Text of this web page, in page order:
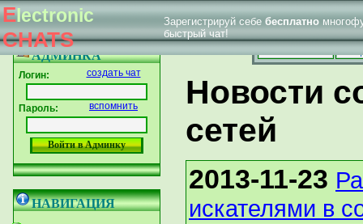
Electronic
CHATS
Зарегистрируй себе бесплатно
быстрый чат!
Главная страница| Форум тех. поддержки Впервые у
АДМИНКА
Логин: создать чат
Пароль: вспомнить
НАВИГАЦИЯ
Новости
сетей
2013-11-23
искателями в